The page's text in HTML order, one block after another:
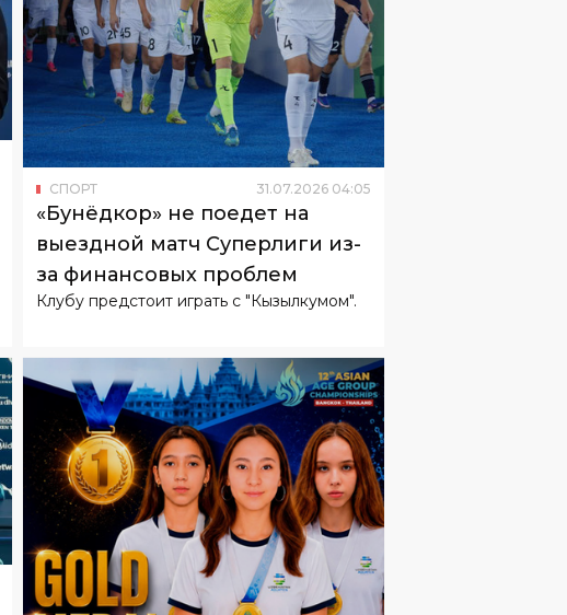
СПОРТ 07 2026 04:05
«Бунёдкор» не поедет на
выездной матч Суперлиги из-
за финансовых проблем
Клубу предстоит играть с "Кызылкумом".